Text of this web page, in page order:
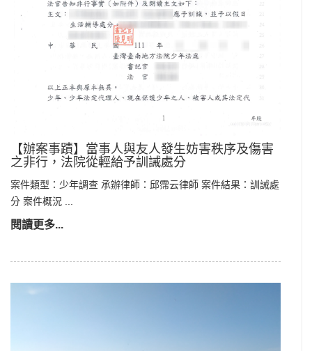
【辦案事蹟】當事人與友人發生妨害秩序及傷害
之非行，法院從輕給予訓誡處分
案件類型：少年調查 承辦律師：邱霈云律師 案件結果：訓誡處
分 案件概況 ...
閱讀更多...